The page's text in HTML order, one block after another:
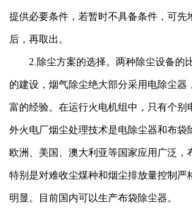
提供必要条件，若暂时不具备条件，可先
后，再取出。
2.除尘方案的选择。两种除尘设备的
的建设，烟气除尘绝大部分采用电除尘器
富的经验。在运行火电机组中，只有个别
外火电厂烟尘处理技术是电除尘器和布袋
欧洲、美国、澳大利亚等国家应用广泛，
特别是对难收尘煤种和烟尘排放量控制严
明显。目前国内可以生产布袋除尘器。